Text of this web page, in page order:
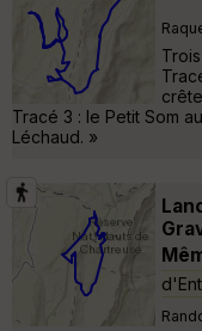
Tracé 3 : le Petit Som
Léchaud. »